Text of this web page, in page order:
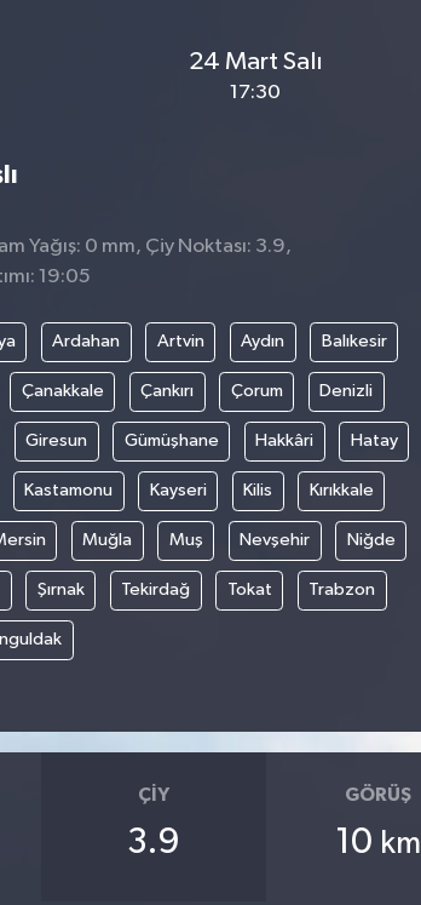
24 Mart Salı
17:30
Yağış: 0 mm, Çiy Noktası: 3.9,
19:05
Ardahan Artvin Aydın Balıkesir
Çanakkale Çankırı Çorum Denizli
Giresun Gümüşhane Hakkâri Hatay
Kastamonu Kayseri Kilis Kırıkkale
Muğla Muş Nevşehir Niğde
Şırnak Tekirdağ Tokat Trabzon
ÇIY
3.9
GÖRÜŞ
10 km